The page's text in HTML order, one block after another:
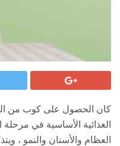
كان الحصول على كوب من
الغذائية الأساسية في
العظام والأسنان والنمو ،